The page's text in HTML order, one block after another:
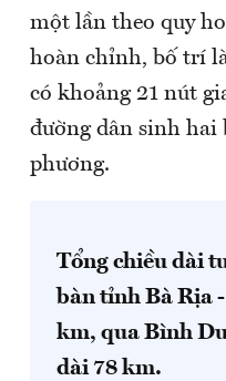
một lần theo quy
hoàn chỉnh, bố trí
có khoảng 21 nút
đường dân sinh hai
phương.
Tổng chiều dài
bàn tỉnh Bà Rịa
km, qua Bình
dài 78 km.